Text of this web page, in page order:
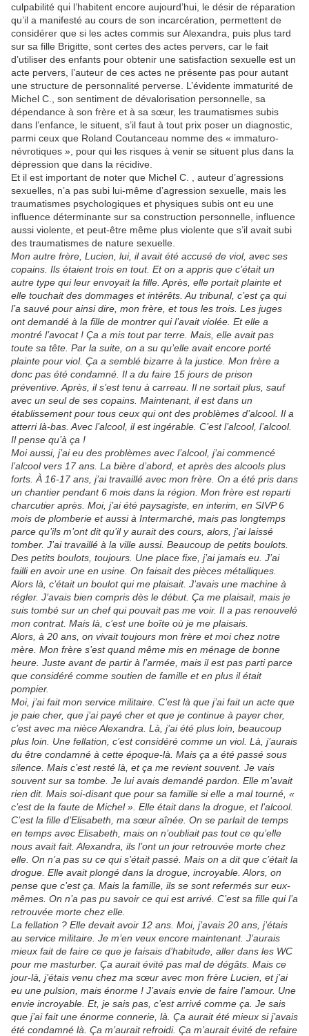
culpabilité qui l’habitent encore aujourd’hui, le désir de réparation
qu’il a manifesté au cours de son incarcération, permettent de
considérer que si les actes commis sur Alexandra, puis plus tard
sur sa fille Brigitte, sont certes des actes pervers, car le fait
d’utiliser des enfants pour obtenir une satisfaction sexuelle est un
acte pervers, l’auteur de ces actes ne présente pas pour autant
une structure de personnalité perverse. L’évidente immaturité de
Michel C., son sentiment de dévalorisation personnelle, sa
dépendance à son frère et à sa sœur, les traumatismes subis
dans l’enfance, le situent, s’il faut à tout prix poser un diagnostic,
parmi ceux que Roland Coutanceau nomme des « immaturo-
névrotiques », pour qui les risques à venir se situent plus dans la
dépression que dans la récidive.
Et il est important de noter que Michel C. , auteur d’agressions
sexuelles, n’a pas subi lui-même d’agression sexuelle, mais les
traumatismes psychologiques et physiques subis ont eu une
influence déterminante sur sa construction personnelle, influence
aussi violente, et peut-être même plus violente que s’il avait subi
des traumatismes de nature sexuelle.
Mon autre frère, Lucien, lui, il avait été accusé de viol, avec ses
copains. Ils étaient trois en tout. Et on a appris que c’était un
autre type qui leur envoyait la fille. Après, elle portait plainte et
elle touchait des dommages et intérêts. Au tribunal, c’est ça qui
l’a sauvé pour ainsi dire, mon frère, et tous les trois. Les juges
ont demandé à la fille de montrer qui l’avait violée. Et elle a
montré l’avocat ! Ça a mis tout par terre. Mais, elle avait pas
toute sa tête. Par la suite, on a su qu’elle avait encore porté
plainte pour viol. Ça a semblé bizarre à la justice. Mon frère a
donc pas été condamné. Il a du faire 15 jours de prison
préventive. Après, il s’est tenu à carreau. Il ne sortait plus, sauf
avec un seul de ses copains. Maintenant, il est dans un
établissement pour tous ceux qui ont des problèmes d’alcool. Il a
atterri là-bas. Avec l’alcool, il est ingérable. C’est l’alcool, l’alcool.
Il pense qu’à ça !
Moi aussi, j’ai eu des problèmes avec l’alcool, j’ai commencé
l’alcool vers 17 ans. La bière d’abord, et après des alcools plus
forts. À 16-17 ans, j’ai travaillé avec mon frère. On a été pris dans
un chantier pendant 6 mois dans la région. Mon frère est reparti
charcutier après. Moi, j’ai été paysagiste, en interim, en SIVP 6
mois de plomberie et aussi à Intermarché, mais pas longtemps
parce qu’ils m’ont dit qu’il y aurait des cours, alors, j’ai laissé
tomber. J’ai travaillé à la ville aussi. Beaucoup de petits boulots.
Des petits boulots, toujours. Une place fixe, j’ai jamais eu. J’ai
failli en avoir une en usine. On faisait des pièces métalliques.
Alors là, c’était un boulot qui me plaisait. J’avais une machine à
régler. J’avais bien compris dès le début. Ça me plaisait, mais je
suis tombé sur un chef qui pouvait pas me voir. Il a pas renouvelé
mon contrat. Mais là, c’est une boîte où je me plaisais.
Alors, à 20 ans, on vivait toujours mon frère et moi chez notre
mère. Mon frère s’est quand même mis en ménage de bonne
heure. Juste avant de partir à l’armée, mais il est pas parti parce
que considéré comme soutien de famille et en plus il était
pompier.
Moi, j’ai fait mon service militaire. C’est là que j’ai fait un acte que
je paie cher, que j’ai payé cher et que je continue à payer cher,
c’est avec ma nièce Alexandra. Là, j’ai été plus loin, beaucoup
plus loin. Une fellation, c’est considéré comme un viol. Là, j’aurais
du être condamné à cette époque-là. Mais ça a été passé sous
silence. Mais c’est resté là, et ça me revient souvent. Je vais
souvent sur sa tombe. Je lui avais demandé pardon. Elle m’avait
rien dit. Mais soi-disant que pour sa famille si elle a mal tourné, «
c’est de la faute de Michel ». Elle était dans la drogue, et l’alcool.
C’est la fille d’Elisabeth, ma sœur aînée. On se parlait de temps
en temps avec Elisabeth, mais on n’oubliait pas tout ce qu’elle
nous avait fait. Alexandra, ils l’ont un jour retrouvée morte chez
elle. On n’a pas su ce qui s’était passé. Mais on a dit que c’était la
drogue. Elle avait plongé dans la drogue, incroyable. Alors, on
pense que c’est ça. Mais la famille, ils se sont refermés sur eux-
mêmes. On n’a pas pu savoir ce qui est arrivé. C’est sa fille qui l’a
retrouvée morte chez elle.
La fellation ? Elle devait avoir 12 ans. Moi, j’avais 20 ans, j’étais
au service militaire. Je m’en veux encore maintenant. J’aurais
mieux fait de faire ce que je faisais d’habitude, aller dans les WC
pour me masturber. Ça aurait évité pas mal de dégâts. Mais ce
jour-là, j’étais venu chez ma sœur avec mon frère Lucien, et j’ai
eu une pulsion, mais énorme ! J’avais envie de faire l’amour. Une
envie incroyable. Et, je sais pas, c’est arrivé comme ça. Je sais
que j’ai fait une énorme connerie, là. Ça aurait été mieux si j’avais
été condamné là. Ça m’aurait refroidi. Ça m’aurait évité de refaire